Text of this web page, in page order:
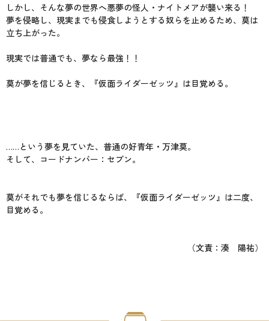
しかし、そんな夢の世界へ悪夢の怪人・ナイトメアが襲い来る！
夢を侵略し、現実までも侵食しようとする奴らを止めるため、莫は
立ち上がった。
現実では普通でも、夢なら最強！！
莫が夢を信じるとき、『仮面ライダーゼッツ』は目覚める。
……という夢を見ていた、普通の好青年・万津莫。
そして、コードナンバー：セブン。
莫がそれでも夢を信じるならば、『仮面ライダーゼッツ』は二度、
目覚める。
（文責：湊 陽祐）